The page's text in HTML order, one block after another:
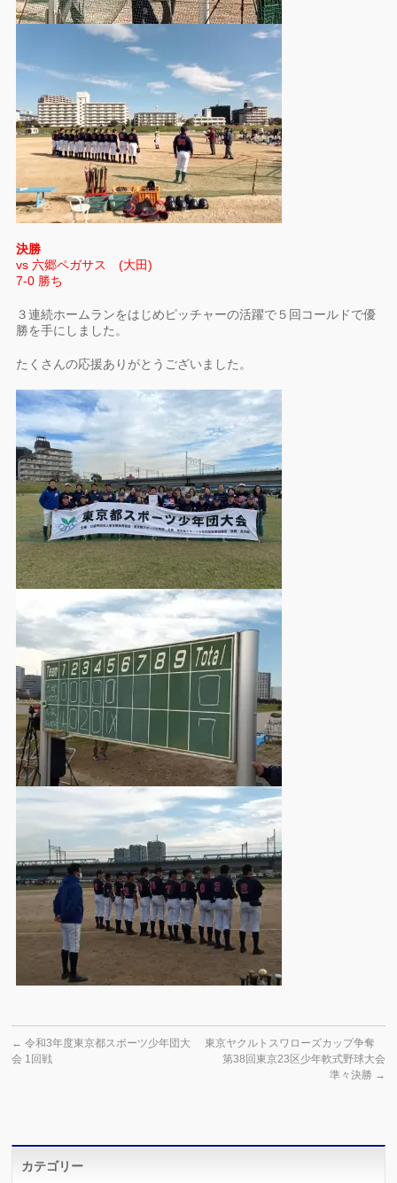
決勝
vs 六郷ペガサス (大田)
7-0 勝ち
３連続ホームランをはじめピッチャーの活躍で５回コールドで優
勝を手にしました。
たくさんの応援ありがとうございました。
← 令和3年度東京都スポーツ少年団大
会 1回戦
東京ヤクルトスワローズカップ争奪
第38回東京23区少年軟式野球大会
準々決勝 →
カテゴリー